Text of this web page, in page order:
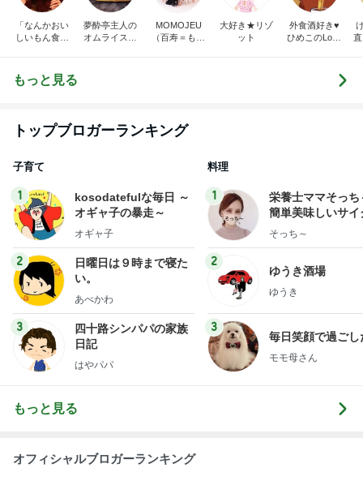
「なんかおい
しいもん食べ
帳
夢酔亭主人の
オムライス食
MOMOJEU
（百寿＝もも
大好き★リゾ
ット
外食酒好き♥️
ひめこのLove
もっと見る
トップブロガーランキング
子育て
1
kosodatefulな毎日 ～
オギャ子の暴走～
オギャ子
2
日曜日は９時まで寝た
い。
あべかわ
3
四十路シンパパの家族
日記
はやパパ
料理
1
栄養士ママそっち
簡単美味しいサイ
献立
そっち～
2
ゆうき酒場
ゆうき
3
毎日笑顔で過ごし
モモ母さん
もっと見る
オフィシャルブロガーランキング